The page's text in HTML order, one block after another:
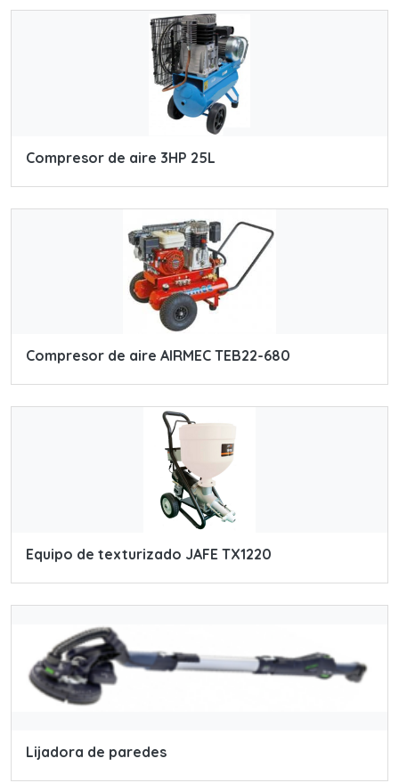
Compresor de aire 3HP 25L
Compresor de aire AIRMEC TEB22-680
Equipo de texturizado JAFE TX1220
Lijadora de paredes